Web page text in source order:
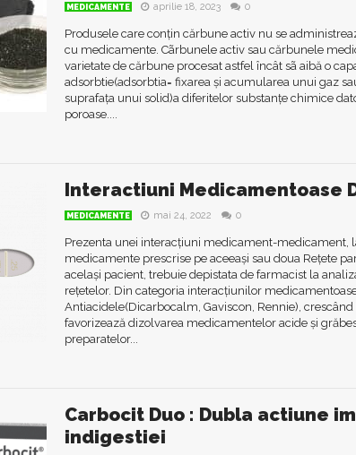
MEDICAMENTE aprilie 18, 2023 0
Produsele care conțin cărbune activ nu se
cu medicamente. Cãrbunele activ sau cărbunele
varietate de cărbune procesat astfel încât sã aibă o
adsorbtie(adsorbtia= fixarea și acumularea unui gaz
suprafața unui solid)a diferitelor substanțe chimice
poroase....
Interactiuni Medicamentoase
MEDICAMENTE mai 24, 2022 0
Prezenta unei interacțiuni medicament-medicament,
medicamente prescrise pe aceeași sau doua Rețete
același pacient, trebuie depistata de farmacist la
rețetelor. Din categoria interacțiunilor
Antiacidele(Dicarbocalm, Gaviscon, Rennie),
favorizează dizolvarea medicamentelor acide și
preparatelor...
Carbocit Duo : Dubla actiune
indigestiei